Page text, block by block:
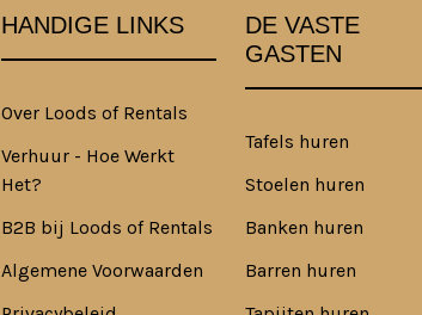
HANDIGE LINKS
Over Loods of Rentals
Verhuur - Hoe Werkt
Het?
B2B bij Loods of Rentals
Algemene Voorwaarden
DE VASTE
GASTEN
Tafels huren
Stoelen huren
Banken huren
Barren huren